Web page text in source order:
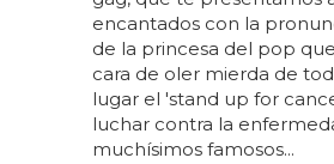
avanzado en términos de
muchas maneras de
puede proporcionarte
virginidad... por ejemplo,
comportamiento...
BUENA JUGADA